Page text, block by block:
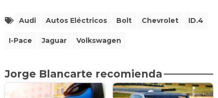
Audi Autos Eléctricos Bolt Chevrolet ID.4
I-Pace Jaguar Volkswagen
Jorge Blancarte recomienda